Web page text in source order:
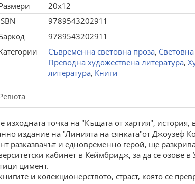
20x12
9789543202911
9789543202911
Съвременна световна проза,
Преводна художествена литература,
литература, Книги
изходната точка на "Къщата от хартия",
издание на "Линията на сянката"от Джоузеф
и едновременно герой, ще
кабинет в Кеймбридж, за да се озове
цимент.
и колекционерството, страст, която се